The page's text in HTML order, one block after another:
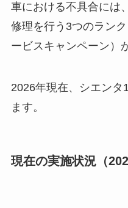
車における不具合には
修理を行う3つのラン
ービスキャンペーン）
2026年現在、シエンタ
ます。
現在の実施状況（